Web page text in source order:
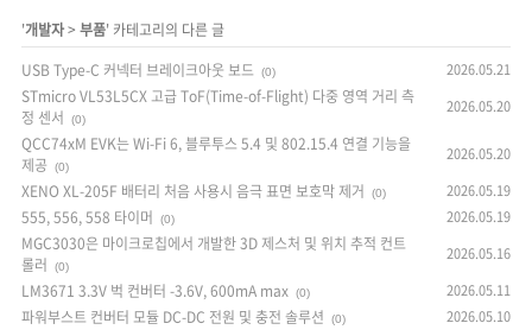
'개발자> 부품' 카테고리의 다른 글
USB Type-C 커넥터 브레이크아웃 보드
(0) 2026.05.21
STmicro VL53L5CX 고급 ToF(Time-of-Flight) 다중 영역 거리 측
정 센서
(0)
2026.05.20
QCC74xM EVK는 Wi-Fi 6, 블루투스 5.4 및 802.15.4 연결 기능을
제공
(0)
2026.05.20
XENO XL-205F 배터리 처음 사용시 음극 표면 보호막 제거 (0) 2026.05.19
555, 556, 558 타이머 (0) 2026.05.19
MGC3030은 마이크로칩에서 개발한 3D 제스처 및 위치 추적 컨트
롤러
(0)
2026.05.16
LM3671 3.3V 벅 컨버터 -3.6V, 600mA max (0) 2026.05.11
파워부스트 컨버터 모듈 DC-DC 전원 및 충전 솔루션 (0) 2026.05.10